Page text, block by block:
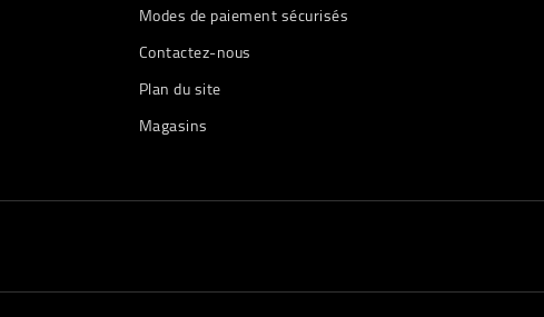
Modes de paiement sécurisés
Contactez-nous
Plan du site
Magasins